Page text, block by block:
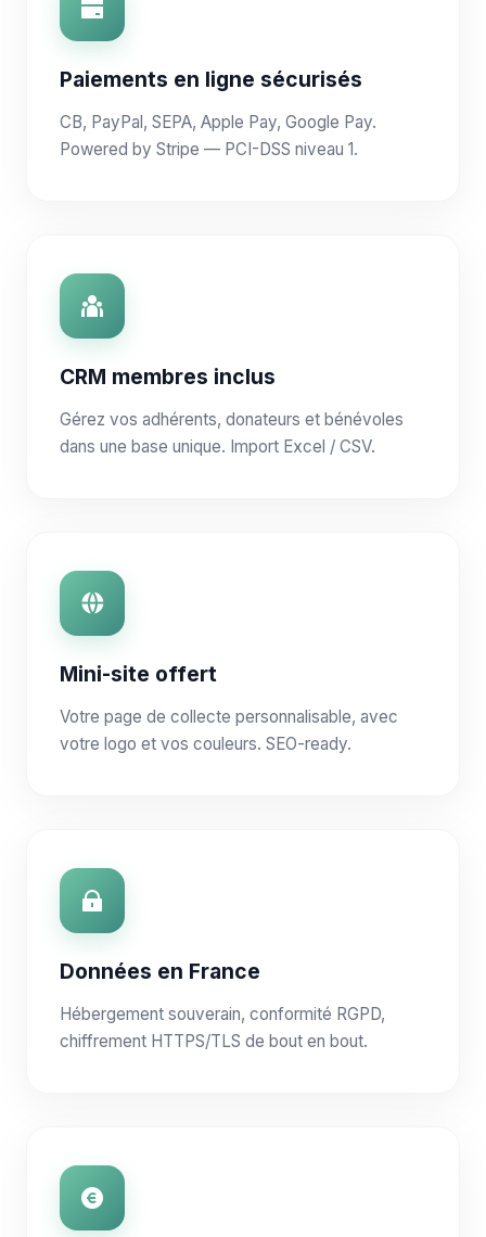
Paiements en ligne sécurisés
CB, PayPal, SEPA, Apple Pay, Google Pay.
Powered by Stripe — PCI-DSS niveau 1.
CRM membres inclus
Gérez vos adhérents, donateurs et bénévoles
dans une base unique. Import Excel / CSV.
Mini-site offert
Votre page de collecte personnalisable, avec
votre logo et vos couleurs. SEO-ready.
Données en France
Hébergement souverain, conformité RGPD,
chiffrement HTTPS/TLS de bout en bout.